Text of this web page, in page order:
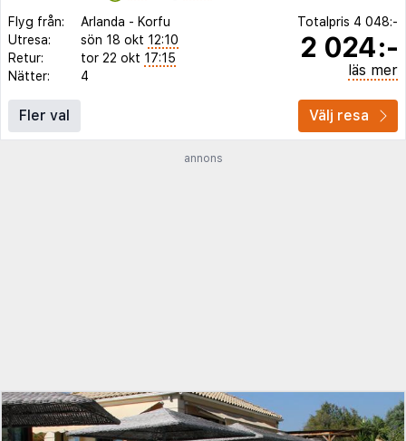
Flyg från: Arlanda - Korfu
Utresa:
sön 18 okt 12:10
Retur:
tor 22 okt 17:15
Nätter:
4
Totalpris 4 048:-
2 024:-
läs mer
Fler val Välj resa
annons